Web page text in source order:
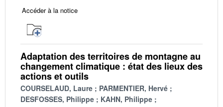
Accéder à la notice
Adaptation des territoires de montagne au
changement climatique : état des lieux des
actions et outils
COURSELAUD, Laure
PARMENTIER, Hervé
DESFOSSES, Philippe
KAHN, Philippe